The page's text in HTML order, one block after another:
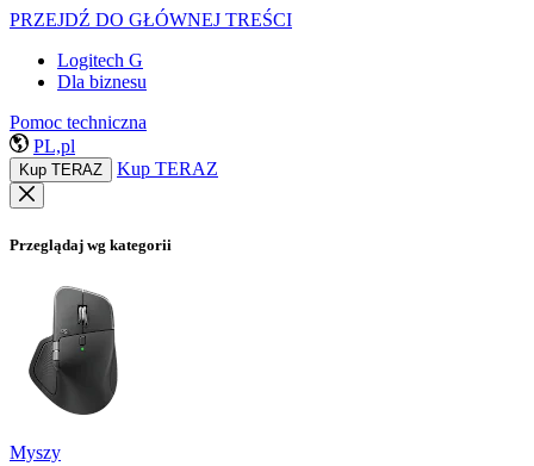
PRZEJDŹ DO GŁÓWNEJ TREŚCI
Logitech G
Dla biznesu
Pomoc techniczna
PL,pl
Kup TERAZ Kup TERAZ
Przeglądaj wg kategorii
Myszy